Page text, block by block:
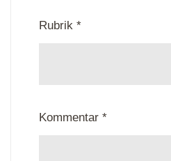
Rubrik *
Kommentar *